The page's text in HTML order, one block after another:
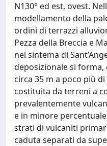
N130° ed est, ovest.
modellamento della
ordini di terrazzi
Pezza della Breccia e
nel sintema di
deposizionale si forma,
circa 35 m a poco più
costituita da terreni a
prevalentemente
e in minore
strati di vulcaniti
caduta separati da